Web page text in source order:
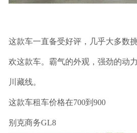
这款车一直备受好评，几乎大多数
欢这款车。霸气的外观，强劲的动
川藏线。
这款车租车价格在700到900
别克商务GL8